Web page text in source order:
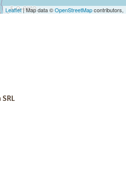
Leaflet| Map data ©OpenStreetMapcontributors,